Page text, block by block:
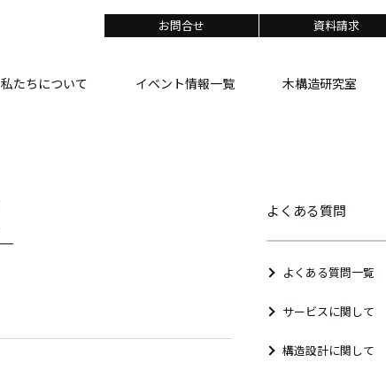
お問合せ 資料請求
私たちについて イベント情報一覧 木構造研究室
よくある質問
よくある質問一覧
サービスに関して
構造設計に関して